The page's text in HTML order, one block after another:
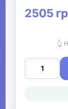
2505
👆